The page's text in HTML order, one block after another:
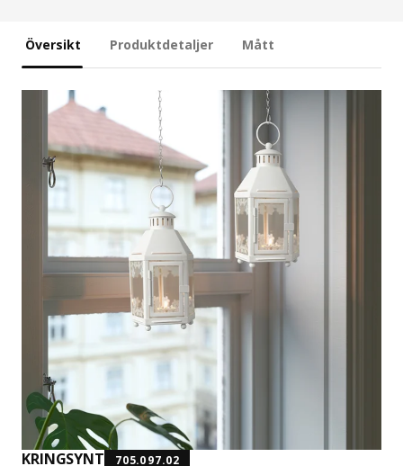
Översikt Produktdetaljer Mått
KRINGSYNT 705.097.02